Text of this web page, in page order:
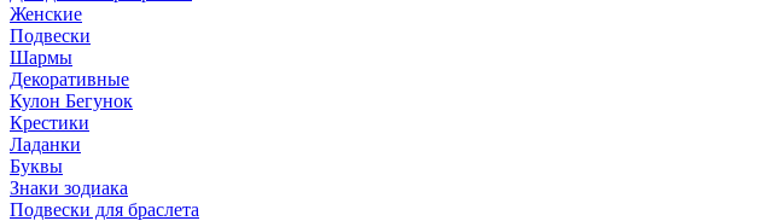
Женские
Подвески
Шармы
Декоративные
Кулон Бегунок
Крестики
Ладанки
Буквы
Знаки зодиака
Подвески для браслета